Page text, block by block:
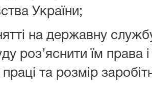
України;
на державну
роз’яснити їм права
та розмір